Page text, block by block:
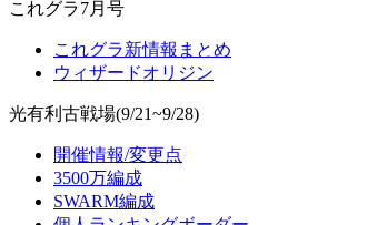
これグラ7月号
これグラ新情報まとめ
ウィザードオリジン
光有利古戦場(9/21~9/28)
開催情報/変更点
3500万編成
SWARM編成